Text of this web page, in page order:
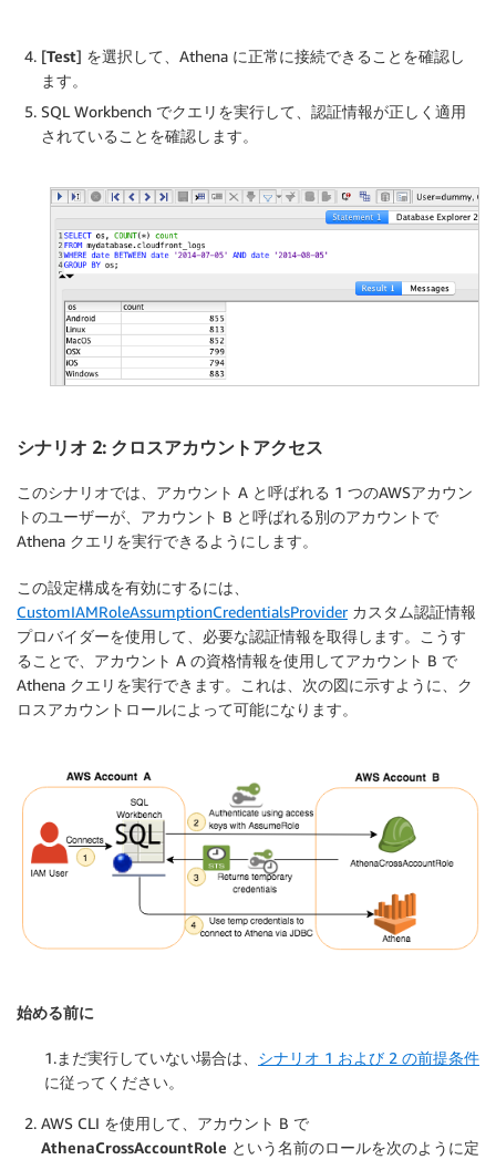
[Test] を選択して、Athena に正常に接続できることを確認し
ます。
SQL Workbench でクエリを実行して、認証情報が正しく適用
されていることを確認します。
シナリオ 2: クロスアカウントアクセス
このシナリオでは、アカウント A と呼ばれる 1 つのAWSアカウン
トのユーザーが、アカウント B と呼ばれる別のアカウントで
Athena クエリを実行できるようにします。
この設定構成を有効にするには、
CustomIAMRoleAssumptionCredentialsProviderカスタム認証情報
プロバイダーを使用して、必要な認証情報を取得します。こうす
ることで、アカウント A の資格情報を使用してアカウント B で
Athena クエリを実行できます。これは、次の図に示すように、ク
ロスアカウントロールによって可能になります。
始める前に
1.まだ実行していない場合は、 シナリオ 1 および 2 の前提条件
に従ってください。
AWS CLI を使用して、アカウント B で
AthenaCrossAccountRole という名前のロールを次のように定